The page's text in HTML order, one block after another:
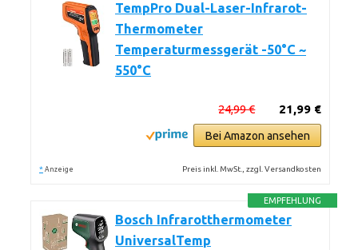
TempPro Dual-Laser-Infrarot-
Thermometer
Temperaturmessgerät -50°C ~
550°C
21,99 €
24,99 €
Bei Amazon ansehen
* Anzeige Preis inkl. MwSt., zzgl. Versandkosten
EMPFEHLUNG
Bosch Infrarotthermometer
UniversalTemp